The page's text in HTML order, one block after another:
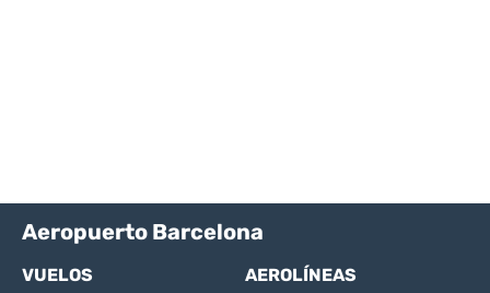
Aeropuerto Barcelona
VUELOS
AEROLÍNEAS